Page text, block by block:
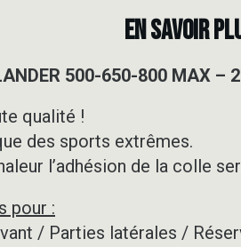
EN SAVOIR
500-650-800 MAX –
qualité !
des sports extrêmes.
l’adhésion de la colle
pour :
/ Parties latérales /